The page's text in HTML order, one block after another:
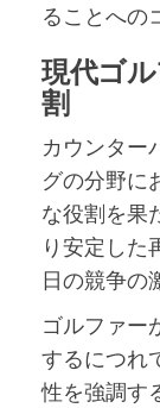
ることへの
現代ゴ
割
カウンター
グの分野に
な役割を果
り安定した
日の競争の
ゴルファー
するにつれ
性を強調す